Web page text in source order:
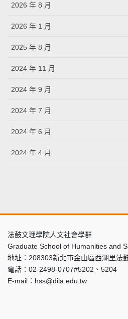
2026 年 8 月
2026 年 1 月
2025 年 8 月
2024 年 11 月
2024 年 9 月
2024 年 7 月
2024 年 6 月
2024 年 4 月
法鼓文理學院人文社會學群
Graduate School of Humanities and
地址：208303新北市金山區西湖里法
電話：02-2498-0707#5202、5204
E-mail：hss@dila.edu.tw